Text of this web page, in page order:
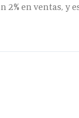
2% en ventas, y